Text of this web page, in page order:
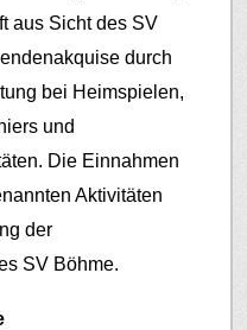
aus Sicht des SV
durch
bei Heimspielen,
und
Die Einnahmen
Aktivitäten
der
SV Böhme.